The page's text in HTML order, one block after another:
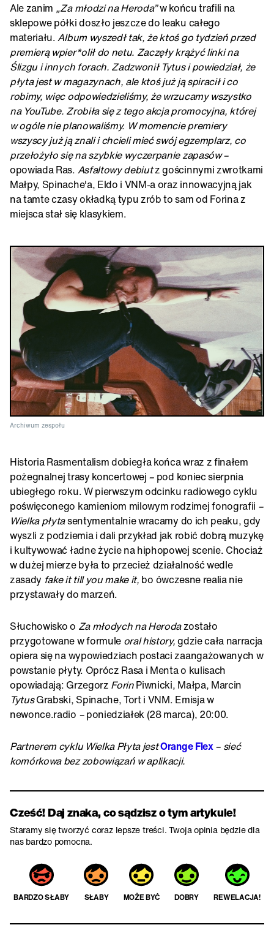
Ale zanim „Za młodzi na Heroda”w końcu trafili na
sklepowe półki doszło jeszcze do leaku całego
materiału.Album wyszedł tak, że ktoś go tydzień przed
premierą wpier*olił do netu. Zaczęły krążyć linki na
Ślizgu i innych forach. Zadzwonił Tytus i powiedział, że
płyta jest w magazynach, ale ktoś już ją spiracił i co
robimy, więc odpowiedzieliśmy, że wrzucamy wszystko
na YouTube. Zrobiła się z tego akcja promocyjna, której
w ogóle nie planowaliśmy. W momencie premiery
wszyscy już ją znali i chcieli mieć swój egzemplarz, co
przełożyło się na szybkie wyczerpanie zapasów –
opowiada Ras. Asfaltowy debiutz gościnnymi zwrotkami
Małpy, Spinache'a, Eldo i VNM-a oraz innowacyjną jak
na tamte czasy okładką typu zrób to sam od Forina z
miejsca stał się klasykiem.
Archiwum zespołu
Historia Rasmentalism dobiegła końca wraz z finałem
pożegnalnej trasy koncertowej – pod koniec sierpnia
ubiegłego roku. W pierwszym odcinku radiowego cyklu
poświęconego kamieniom milowym rodzimej fonografii –
Wielka płytasentymentalniewracamy do ich peaku, gdy
wyszli z podziemia i dali przykład jak robić dobrą muzykę
i kultywować ładne życie na hiphopowej scenie. Chociaż
w dużej mierze była to przecież działalność wedle
zasady fake it till you make it, bo ówczesne realia nie
przystawały do marzeń.
Słuchowisko o Za młodych na Herodazostało
przygotowane w formule oral history,gdzie cała narracja
opiera się na wypowiedziach postaci zaangażowanych w
powstanie płyty. Oprócz Rasa i Menta o kulisach
opowiadają: Grzegorz ForinPiwnicki, Małpa, Marcin
TytusGrabski, Spinache, Tort i VNM. Emisja w
newonce.radio –poniedziałek (28 marca), 20:00.
Partnerem cyklu Wielka Płyta jestOrange Flex– sieć
komórkowa bez zobowiązań w aplikacji.
Cześć! Daj znaka, co sądzisz o tym artykule!
Staramy się tworzyć coraz lepsze treści. Twoja opinia będzie dla
nas bardzo pomocna.
BARDZO SŁABY SŁABY MOŻE BYĆ DOBRY REWELACJA!